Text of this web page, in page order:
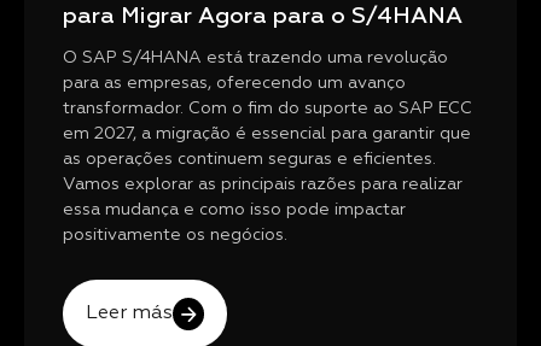
para Migrar Agora para o S/4HANA
O SAP S/4HANA está trazendo uma revolução
para as empresas, oferecendo um avanço
transformador. Com o fim do suporte ao SAP ECC
em 2027, a migração é essencial para garantir que
as operações continuem seguras e eficientes.
Vamos explorar as principais razões para realizar
essa mudança e como isso pode impactar
positivamente os negócios.
Leer más